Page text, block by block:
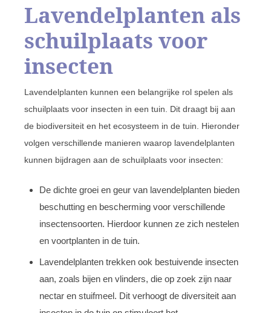
Lavendelplanten als
schuilplaats voor
insecten
Lavendelplanten kunnen een belangrijke rol spelen als
schuilplaats voor insecten in een tuin. Dit draagt bij aan
de biodiversiteit en het ecosysteem in de tuin. Hieronder
volgen verschillende manieren waarop lavendelplanten
kunnen bijdragen aan de schuilplaats voor insecten:
De dichte groei en geur van lavendelplanten bieden
beschutting en bescherming voor verschillende
insectensoorten. Hierdoor kunnen ze zich nestelen
en voortplanten in de tuin.
Lavendelplanten trekken ook bestuivende insecten
aan, zoals bijen en vlinders, die op zoek zijn naar
nectar en stuifmeel. Dit verhoogt de diversiteit aan